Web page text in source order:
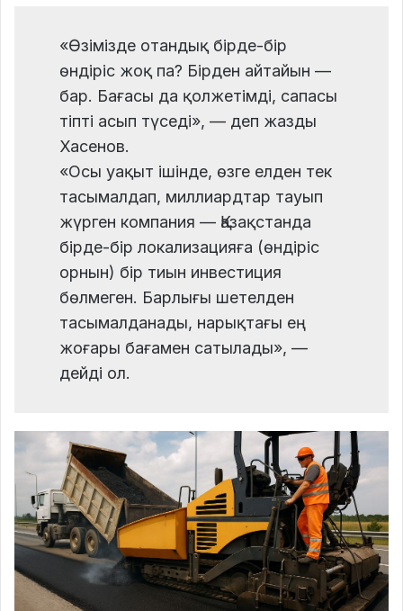
«Өзімізде отандық бірде-бір
өндіріс жоқ па? Бірден айтайын —
бар. Бағасы да қолжетімді, сапасы
тіпті асып түседі», — деп жазды
Хасенов.
«Осы уақыт ішінде, өзге елден тек
тасымалдап, миллиардтар тауып
жүрген компания — Қазақстанда
бірде-бір локализацияға (өндіріс
орнын) бір тиын инвестиция
бөлмеген. Барлығы шетелден
тасымалданады, нарықтағы ең
жоғары бағамен сатылады», —
дейді ол.